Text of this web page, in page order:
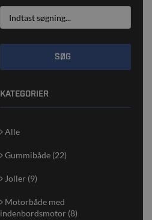
SØG
KATEGORIER
Alle
Gummibåde (22)
Joller (9)
Motorbåde med
indenbordsmotor (8)